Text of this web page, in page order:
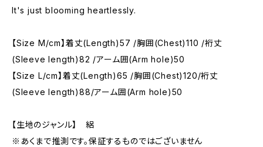
It's just blooming heartlessly.
【Size M/cm】着丈(Length)57 /胸囲(Chest)110 /裄丈
(Sleeve length)82 /アーム囲(Arm hole)50
【Size L/cm】着丈(Length)65 /胸囲(Chest)120/裄丈
(Sleeve length)88/アーム囲(Arm hole)50
【生地のジャンル】 絽
※あくまで推測です。保証するものではございません